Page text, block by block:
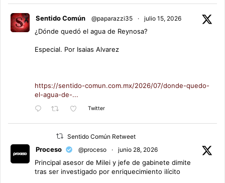
Sentido Común @paparazzi35 · julio 15, 2026
¿Dónde quedó el agua de Reynosa?
Especial. Por Isaias Alvarez
https://sentido-comun.com.mx/2026/07/donde-quedo-
el-agua-de-...
Twitter
Sentido Común Retweet
Proceso @proceso · junio 28, 2026
Principal asesor de Milei y jefe de gabinete dimite
tras ser investigado por enriquecimiento ilícito